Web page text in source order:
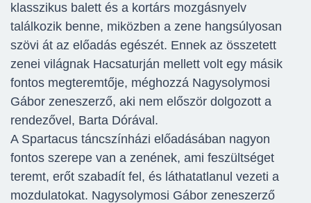
klasszikus balett és a kortárs mozgásnyelv
találkozik benne, miközben a zene hangsúlyosan
szövi át az előadás egészét. Ennek az összetett
zenei világnak Hacsaturján mellett volt egy másik
fontos megteremtője, méghozzá Nagysolymosi
Gábor zeneszerző, aki nem először dolgozott a
rendezővel, Barta Dórával.
A Spartacus táncszínházi előadásában nagyon
fontos szerepe van a zenének, ami feszültséget
teremt, erőt szabadít fel, és láthatatlanul vezeti a
mozdulatokat. Nagysolymosi Gábor zeneszerző